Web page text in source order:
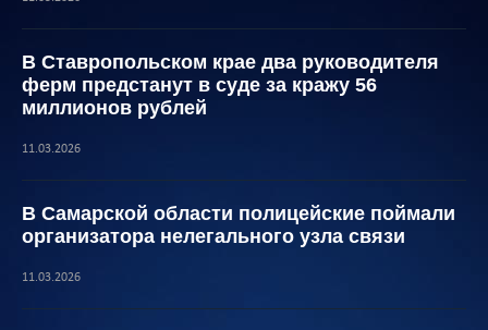
В Ставропольском крае два руководителя
ферм предстанут в суде за кражу 56
миллионов рублей
11.03.2026
В Самарской области полицейские поймали
организатора нелегального узла связи
11.03.2026